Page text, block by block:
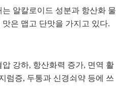
알칼로이드 성분과 항산화 물
은 맵고 단맛을 가지고 있다.
강하, 항산화력 증가, 면역 활
럼증, 두통과 신경쇠약 등에 쓰